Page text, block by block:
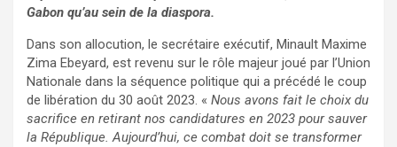
Gabon qu’au sein de la diaspora.
Dans son allocution, le secrétaire exécutif, Minault Maxime
Zima Ebeyard, est revenu sur le rôle majeur joué par l’Union
Nationale dans la séquence politique qui a précédé le coup
de libération du 30 août 2023. « Nous avons fait le choix du
sacrifice en retirant nos candidatures en 2023 pour sauver
la République. Aujourd’hui, ce combat doit se transformer